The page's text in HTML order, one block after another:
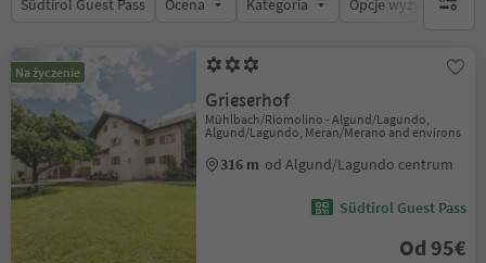
Südtirol Guest Pass Ocena Kategoria Opcje wyżywieniabrak
Na życzenie
Grieserhof
Mühlbach/Riomolino - Algund/Lagundo,
Algund/Lagundo, Meran/Merano and environs
316 m od Algund/Lagundo centrum
Südtirol Guest Pass
Od 95€